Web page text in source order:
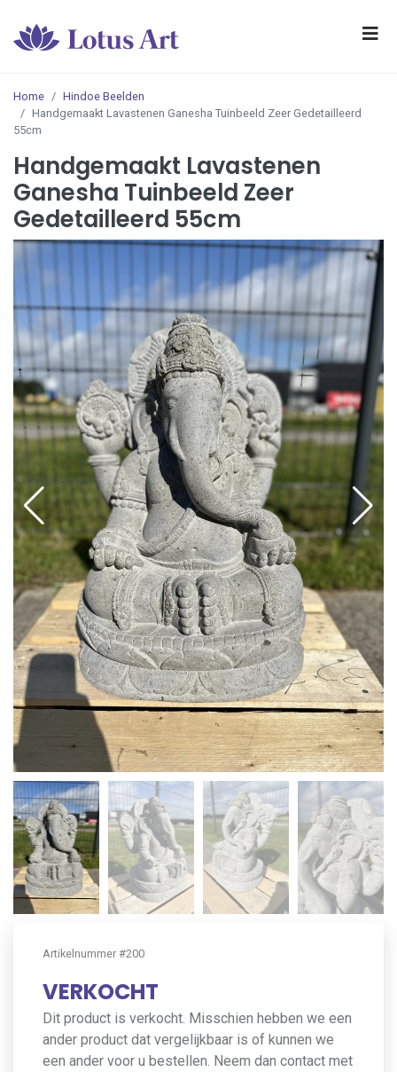
Home
Hindoe Beelden
Handgemaakt Lavastenen Ganesha Tuinbeeld Zeer Gedetailleerd
55cm
Handgemaakt Lavastenen
Ganesha Tuinbeeld Zeer
Gedetailleerd 55cm
Artikelnummer #200
VERKOCHT
Dit product is verkocht. Misschien hebben we een
ander product dat vergelijkbaar is of kunnen we
een ander voor u bestellen. Neem dan contact met